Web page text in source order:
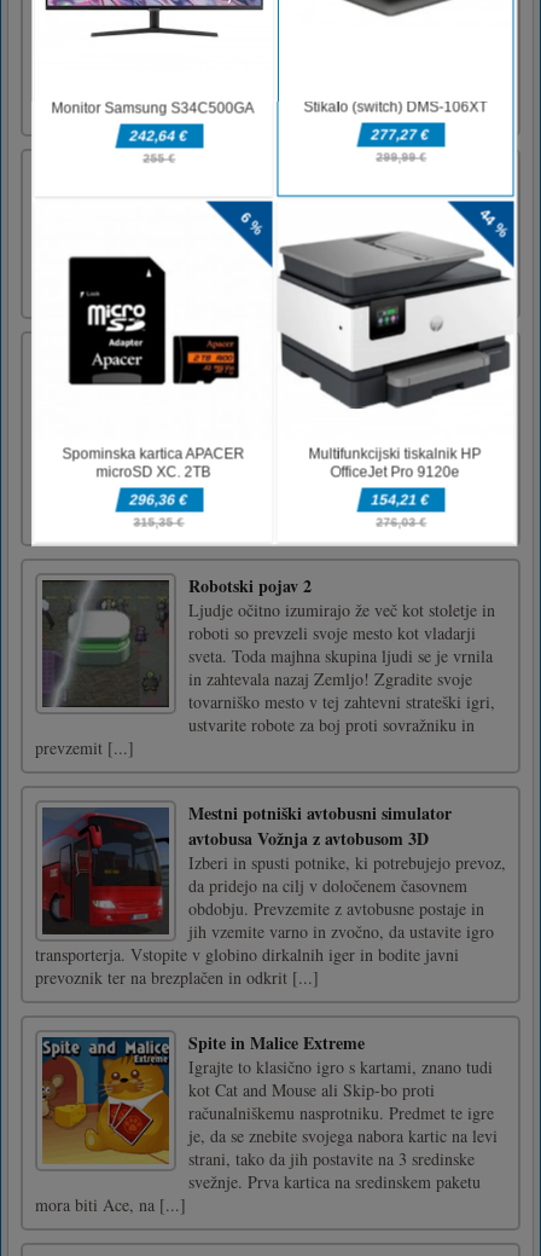
Najboljša tekaška igra v skrivnostnem
templju.Miška
Noč čarovnic 2048 je priložnostna ugankarska
igra z osupljivo grafiko. Funkcije: •
priložnostno igranje; • odlična
grafika.Povlecite za predvajanje
Extreme ATV Quad Racer
Buckle up for ride ATV bike on highway
roads with with full blazingly fast speed and
don't hit any other vehicles you'll get busted
in ATV quad-bike racing games. You can
choose from 4 different environmets to drive
and 3 modes in each [...]
Robotski pojav 2
Ljudje očitno izumirajo že več kot stoletje in
roboti so prevzeli svoje mesto kot vladarji
sveta. Toda majhna skupina ljudi se je vrnila
in zahtevala nazaj Zemljo! Zgradite svoje
tovarniško mesto v tej zahtevni strateški igri,
ustvarite robote za boj proti sovražniku in
prevzemit [...]
Mestni potniški avtobusni simulator
avtobusa Vožnja z avtobusom 3D
Izberi in spusti potnike, ki potrebujejo prevoz,
da pridejo na cilj v določenem časovnem
obdobju. Prevzemite z avtobusne postaje in
jih vzemite varno in zvočno, da ustavite igro
transporterja. Vstopite v globino dirkalnih iger in bodite javni
prevoznik ter na brezplačen in odkrit [...]
Spite in Malice Extreme
Igrajte to klasično igro s kartami, znano tudi
kot Cat and Mouse ali Skip-bo proti
računalniškemu nasprotniku. Predmet te igre
je, da se znebite svojega nabora kartic na levi
strani, tako da jih postavite na 3 sredinske
svežnje. Prva kartica na sredinskem paketu
mora biti Ace, na [...]